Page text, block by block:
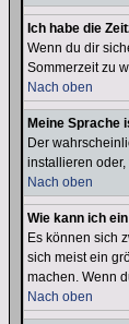
Ich habe die
Wenn du dir
Sommerzeit zu
Nach oben
Meine Sprache
Der
installieren
Nach oben
Wie kann ich
Es können sich
sich meist ein
machen. Wenn
Nach oben